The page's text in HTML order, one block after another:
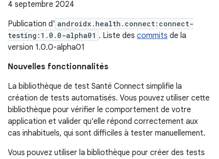
4 septembre 2024
Publication d' androidx.health.connect:connect-
testing:1.0.0-alpha01 . Liste des commits de la
version 1.0.0-alpha01
Nouvelles fonctionnalités
La bibliothèque de test Santé Connect simplifie la
création de tests automatisés. Vous pouvez utiliser cette
bibliothèque pour vérifier le comportement de votre
application et valider qu'elle répond correctement aux
cas inhabituels, qui sont difficiles à tester manuellement.
Vous pouvez utiliser la bibliothèque pour créer des tests